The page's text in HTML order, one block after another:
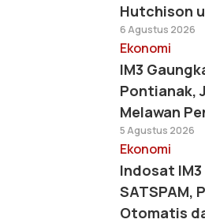
Hutchison
6 Agustus 2026
Ekonomi
IM3
Pontianak,
Melawan
5 Agustus 2026
Ekonomi
Indosat
SATSPAM,
Otomatis